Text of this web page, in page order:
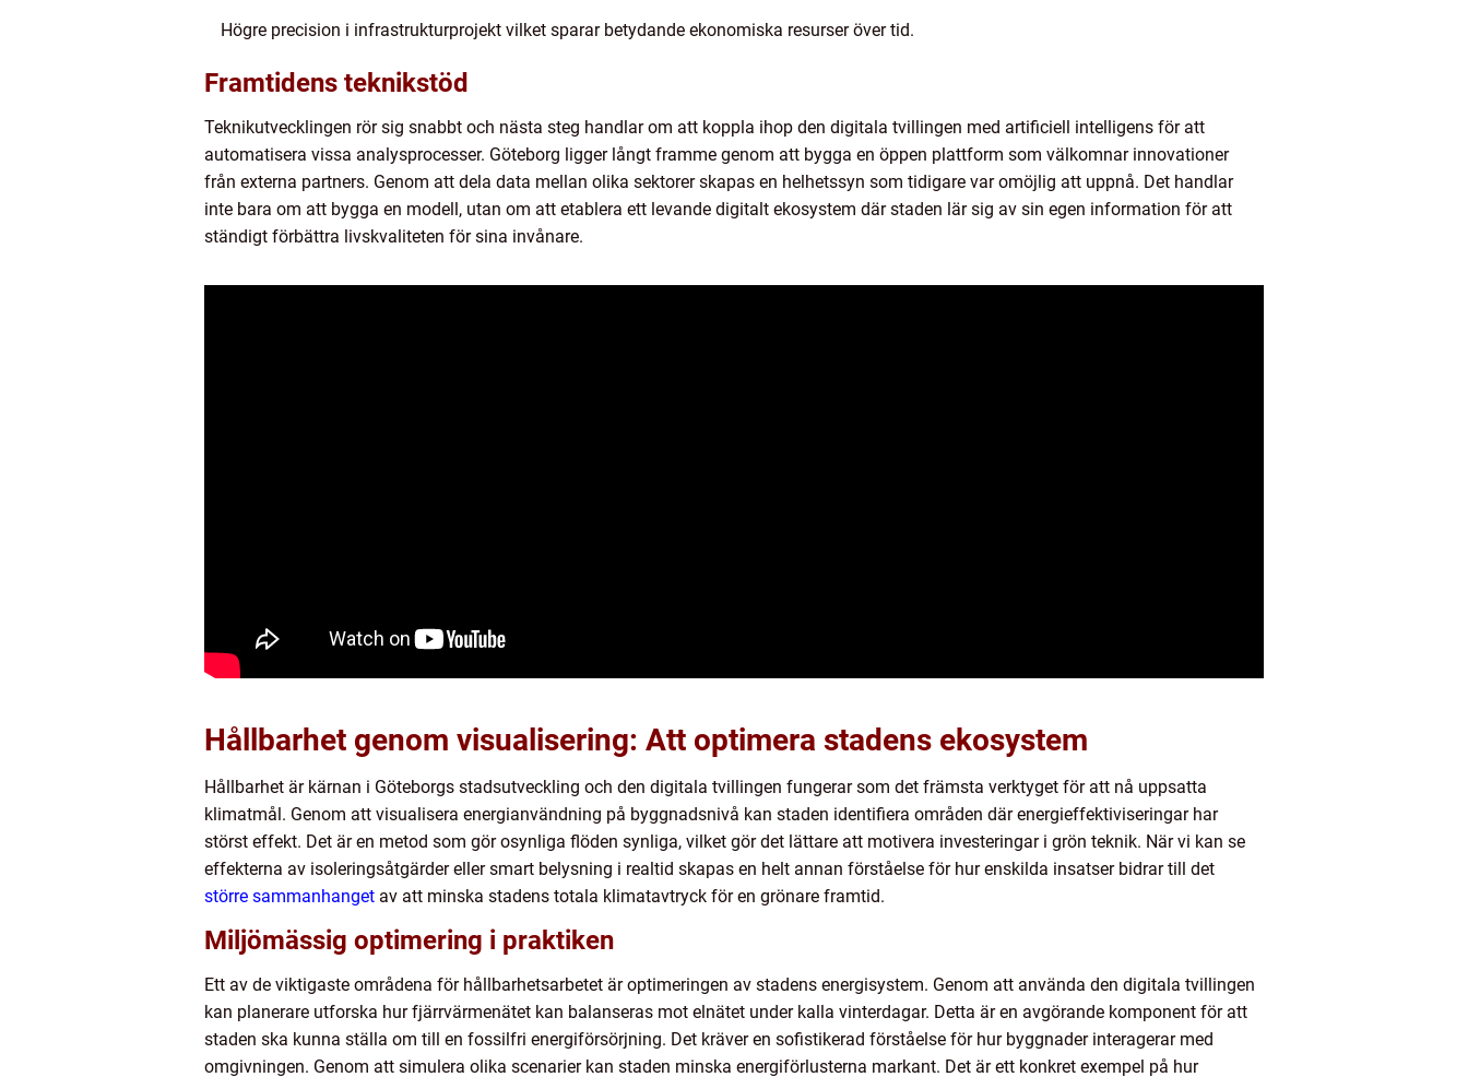
Högre precision i infrastrukturprojekt vilket sparar betydande ekonomiska resurser över tid.
Framtidens teknikstöd
Teknikutvecklingen rör sig snabbt och nästa steg handlar om att koppla ihop den digitala tvillingen med artificiell intelligens för att
automatisera vissa analysprocesser. Göteborg ligger långt framme genom att bygga en öppen plattform som välkomnar innovationer
från externa partners. Genom att dela data mellan olika sektorer skapas en helhetssyn som tidigare var omöjlig att uppnå. Det handlar
inte bara om att bygga en modell, utan om att etablera ett levande digitalt ekosystem där staden lär sig av sin egen information för att
ständigt förbättra livskvaliteten för sina invånare.
Hållbarhet genom visualisering: Att optimera stadens ekosystem
Hållbarhet är kärnan i Göteborgs stadsutveckling och den digitala tvillingen fungerar som det främsta verktyget för att nå uppsatta
klimatmål. Genom att visualisera energianvändning på byggnadsnivå kan staden identifiera områden där energieffektiviseringar har
störst effekt. Det är en metod som gör osynliga flöden synliga, vilket gör det lättare att motivera investeringar i grön teknik. När vi kan se
effekterna av isoleringsåtgärder eller smart belysning i realtid skapas en helt annan förståelse för hur enskilda insatser bidrar till det
större sammanhanget av att minska stadens totala klimatavtryck för en grönare framtid.
Miljömässig optimering i praktiken
Ett av de viktigaste områdena för hållbarhetsarbetet är optimeringen av stadens energisystem. Genom att använda den digitala tvillingen
kan planerare utforska hur fjärrvärmenätet kan balanseras mot elnätet under kalla vinterdagar. Detta är en avgörande komponent för att
staden ska kunna ställa om till en fossilfri energiförsörjning. Det kräver en sofistikerad förståelse för hur byggnader interagerar med
omgivningen. Genom att simulera olika scenarier kan staden minska energiförlusterna markant. Det är ett konkret exempel på hur